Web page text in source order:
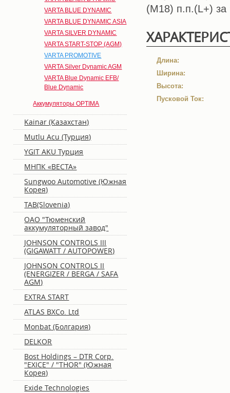
(M18) п.п.(L+)
Длина:
Ширина:
Высота:
Пусковой Ток:
VARTA BLUE DYNAMIC
VARTA BLUE DYNAMIC ASIA
VARTA SILVER DYNAMIC
VARTA START-STOP (AGM)
VARTA РROMOTIVE
VARTA Silver Dynamic AGM
VARTA Blue Dynamic EFB/
Blue Dynamic
Аккумуляторы OPTIMA
Kainar (Казахстан)
Mutlu Acu (Турция)
YGIT AKU Турция
MНПК «ВЕСТА»
Sungwoo Automotive (Южная
Корея)
TAB(Slovenia)
ОАО "Тюменский
аккумуляторный завод"
JOHNSON CONTROLS III
(GIGAWATT / AUTOPOWER)
JOHNSON CONTROLS II
(ENERGIZER / BERGA / SAFA
AGM)
EXTRA START
ATLAS BXCo. Ltd
Monbat (Болгария)
DELKOR
Bost Holdings – DTR Corp.
"EXICE" / "THOR" (Южная
Корея)
Еxide Technologies